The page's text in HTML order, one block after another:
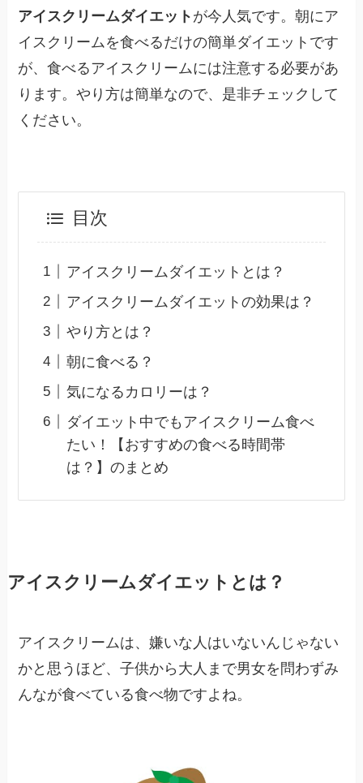
アイスクリームダイエット が今人気です。朝にア
イスクリームを食べるだけの簡単ダイエットです
が、食べるアイスクリームには注意する必要があ
ります。やり方は簡単なので、是非チェックして
ください。
目次
アイスクリームダイエットとは？
アイスクリームダイエットの効果は？
やり方とは？
朝に食べる？
気になるカロリーは？
ダイエット中でもアイスクリーム食べ
たい！【おすすめの食べる時間帯
は？】のまとめ
アイスクリームダイエットとは？
アイスクリームは、嫌いな人はいないんじゃない
かと思うほど、子供から大人まで男女を問わずみ
んなが食べている食べ物ですよね。